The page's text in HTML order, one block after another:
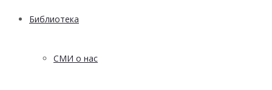
Библиотека
СМИ о нас